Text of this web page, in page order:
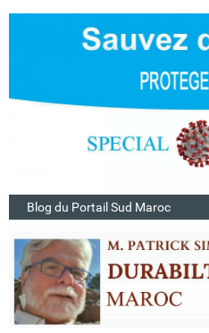
Blog du Portail Sud Maroc